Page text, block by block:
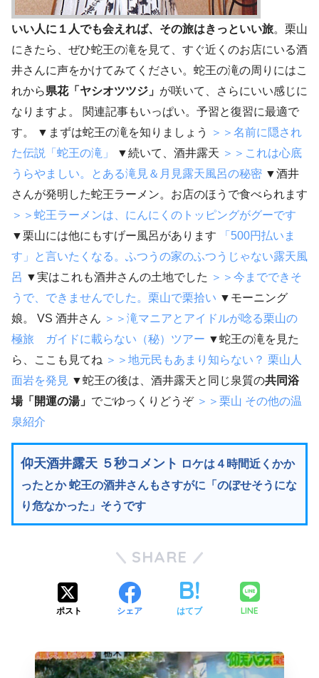
いい人に１人でも会えれば、その旅はきっといい旅。栗山
にきたら、ぜひ蛇王の滝を見て、すぐ近くのお店にいる酒
井さんに声をかけてみてください。蛇王の滝の周りにはこ
れから県花「ヤシオツツジ」 が咲いて、さらにいい感じに
なりますよ。 関連記事もいっぱい。予習と復習に最適で
す。 ▼まずは蛇王の滝を知りましょう
＞＞名前に隠され
た伝説「蛇王の滝」
▼続いて、酒井露天 ＞＞これは心底
うらやましい。とある滝見＆月見露天風呂の秘密 ▼酒井
さんが発明した蛇王ラーメン。お店のほうで食べられます
＞＞蛇王ラーメンは、にんにくのトッピングがグーです
▼栗山には他にもすげー風呂があります
「500円払いま
す」と言いたくなる。ふつうの家のふつうじゃない露天風
呂 ▼実はこれも酒井さんの土地でした ＞＞今までできそ
うで、できませんでした。栗山で栗拾い ▼モーニング
娘。 VS 酒井さん ＞＞滝マニアとアイドルが唸る栗山の
極旅 ガイドに載らない（秘）ツアー ▼蛇王の滝を見た
ら、ここも見てね ＞＞地元民もあまり知らない？ 栗山人
面岩を発見 ▼蛇王の後は、酒井露天と同じ泉質の共同浴
場「開運の湯」 でごゆっくりどうぞ ＞＞栗山 その他の温
泉紹介
仰天酒井露天 ５秒コメント ロケは４時間近くかか
ったとか 蛇王の酒井さんもさすがに「のぼせそうにな
り危なかった」そうです
SHARE
ポスト シェア はてブ LINE